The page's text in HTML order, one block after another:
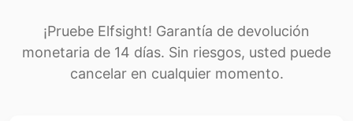
¡Pruebe Elfsight! Garantía de devolución
monetaria de 14 días. Sin riesgos, usted puede
cancelar en cualquier momento.